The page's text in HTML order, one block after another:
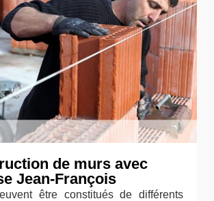
de murs avec
Jean-François
être constitués de différents